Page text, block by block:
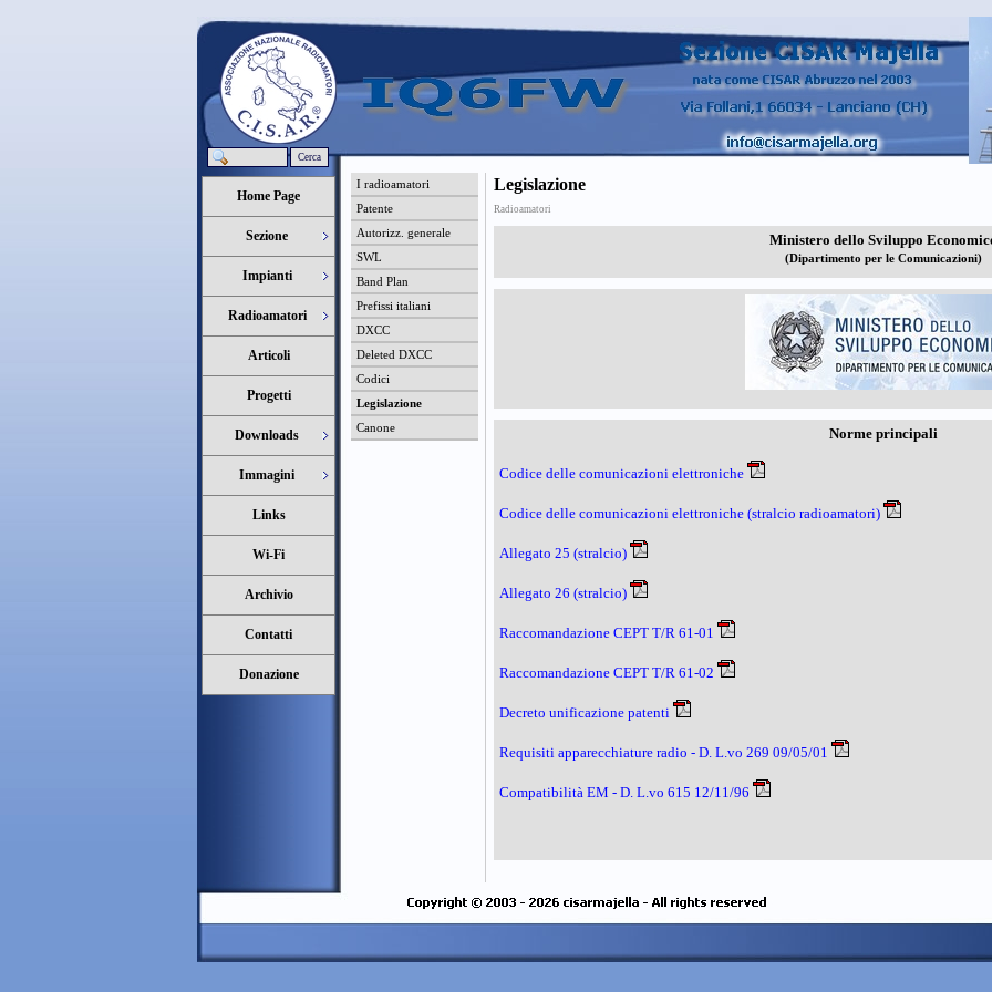
Cerca
Home Page
Sezione
Impianti
Radioamatori
Articoli
Progetti
Downloads
Immagini
Links
Wi-Fi
Archivio
Contatti
Donazione
Legislazione
Radioamatori
Ministero dello Sviluppo
(Dipartimento per le Comunicazioni)
Norme principali
Codice delle comunicazioni elettroniche
Codice delle comunicazioni elettroniche (stralcio radioamatori)
Allegato 25 (stralcio)
Allegato 26 (stralcio)
Raccomandazione CEPT T/R 61-01
Raccomandazione CEPT T/R 61-02
Decreto unificazione patenti
Requisiti apparecchiature radio - D. L.vo 269 09/05/01
Compatibilità EM - D. L.vo 615 12/11/96
I radioamatori
Patente
Autorizz. generale
SWL
Band Plan
Prefissi italiani
DXCC
Deleted DXCC
Codici
Legislazione
Canone